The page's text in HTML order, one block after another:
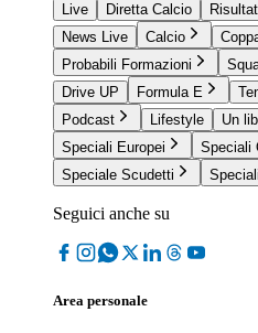
Live
Diretta Calcio
News Live
Calcio
Probabili Formazioni
Drive UP
Formula E
Podcast
Lifestyle
Un
Speciali Europei
Speciali
Speciale Scudetti
Seguici anche su
Area personale